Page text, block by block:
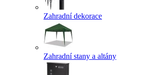
Zahradní dekorace
Zahradní stany a altány